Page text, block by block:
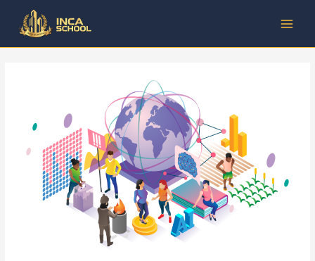
konten
navigation
Kategori